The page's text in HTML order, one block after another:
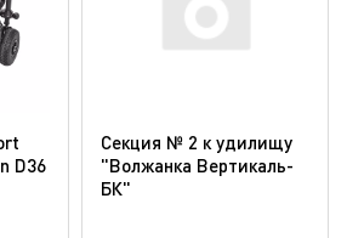
D36
Секция № 2 к удилищу
"Волжанка Вертикаль-
БК"